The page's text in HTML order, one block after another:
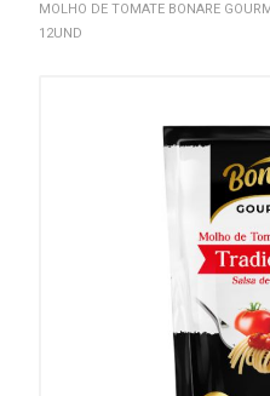
MOLHO DE TOMATE BONARE
12UND